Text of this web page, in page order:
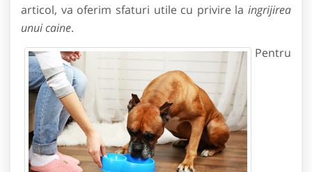
articol, va oferim sfaturi utile cu privire la ingrijirea
unui caine.
Pentru